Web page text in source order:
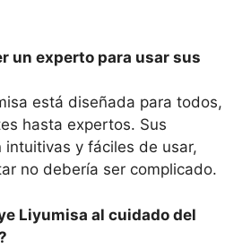
un experto para usar sus
está diseñada para todos,
hasta expertos. Sus
intuitivas y fáciles de usar,
no debería ser complicado.
Liyumisa al cuidado del